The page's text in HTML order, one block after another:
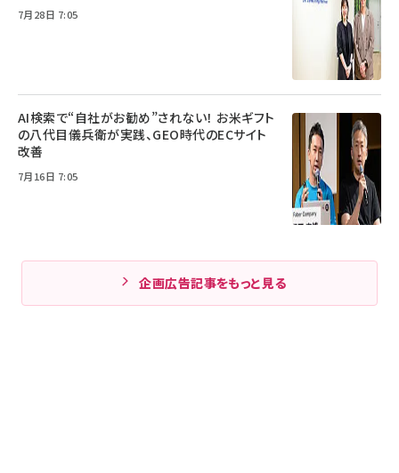
7月28日 7:05
AI検索で“自社がお勧め”されない！ お米ギフト
の八代目儀兵衛が実践、GEO時代のECサイト
改善
7月16日 7:05
企画広告記事をもっと見る